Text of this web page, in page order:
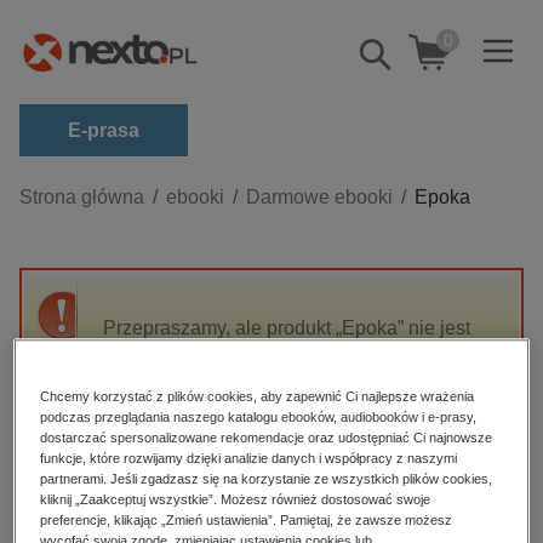
Pokaż/schowaj
wyszukiwarkę
0
E-prasa
Kategorie
biznesowe, branżowe, gospodarka
dzienniki
edukacja
hobby, sport, rozrywka
komputery, internet, technologie, informatyka
Strona główna ebooki Darmowe ebooki Epoka
Przepraszamy, ale produkt „Epoka” nie jest
High-contrast mode
Polecane
Chcemy korzystać z plików cookies, aby zapewnić Ci najlepsze wrażenia
podczas przeglądania naszego katalogu ebooków, audiobooków i e-prasy,
dostarczać spersonalizowane rekomendacje oraz udostępniać Ci najnowsze
funkcje, które rozwijamy dzięki analizie danych i współpracy z naszymi
partnerami. Jeśli zgadzasz się na korzystanie ze wszystkich plików cookies,
kliknij „Zaakceptuj wszystkie”. Możesz również dostosować swoje
preferencje, klikając „Zmień ustawienia”. Pamiętaj, że zawsze możesz